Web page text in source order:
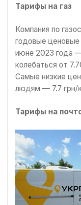
Тарифы на газ
Компания по
годовые ценовые
июне 2023 года
колебаться от
Самые низкие
людям — 7.7 грн/
Тарифы на